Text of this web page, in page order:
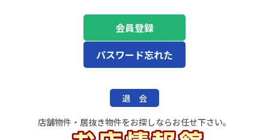
会員登録
パスワード忘れた
退 会
店舗物件・居抜き物件をお探しならお任せ下さい。